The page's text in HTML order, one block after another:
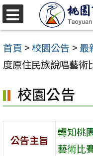
跳
至
主
要
容
區
首頁 >校園公告 >最
度原住民族說唱藝術
校園公告
公告主旨
轉知桃
藝術比
選
單